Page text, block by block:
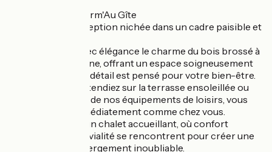
Bienvenue au Charm'Au Gîte
Une retraite d’exception nichée dans un cadre paisible et
Notre gîte allie avec élégance le charme du bois brossé à
la praticité moderne, offrant un espace soigneusement
équipé où chaque détail est pensé pour votre bien-être.
Que vous vous détendiez sur la terrasse ensoleillée ou
que vous profitiez de nos équipements de loisirs, vous
vous sentirez immédiatement comme chez vous.
Venez découvrir un chalet accueillant, où confort
moderne et convivialité se rencontrent pour créer une
expérience d’hébergement inoubliable.